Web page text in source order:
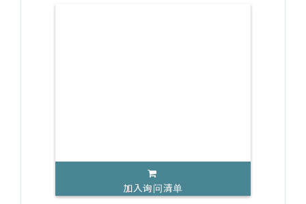
加入询问清单